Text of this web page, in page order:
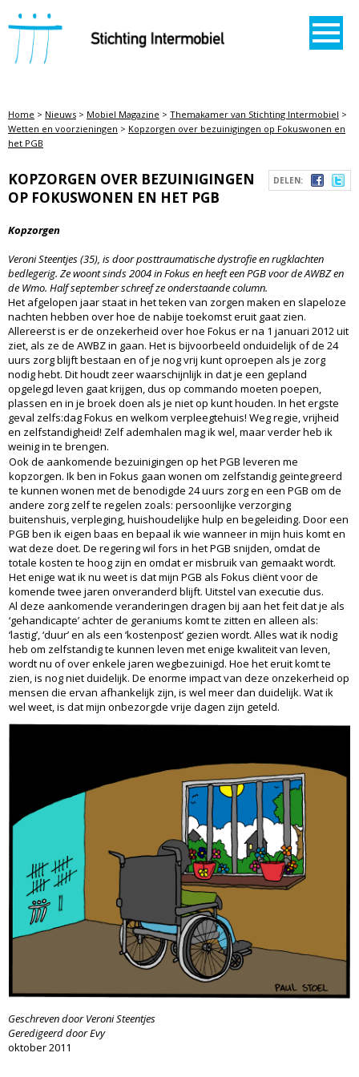
STICHTING INTERMOBIEL
Home > Nieuws > Mobiel Magazine > Themakamer van Stichting Intermobiel >
Wetten en voorzieningen > Kopzorgen over bezuinigingen op Fokuswonen en
het PGB
DELEN:
KOPZORGEN OVER BEZUINIGINGEN
OP FOKUSWONEN EN HET PGB
Kopzorgen
Veroni Steentjes (35), is door posttraumatische dystrofie en rugklachten
bedlegerig. Ze woont sinds 2004 in Fokus en heeft een PGB voor de AWBZ en
de Wmo. Half september schreef ze onderstaande column.
Het afgelopen jaar staat in het teken van zorgen maken en slapeloze
nachten hebben over hoe de nabije toekomst eruit gaat zien.
Allereerst is er de onzekerheid over hoe Fokus er na 1 januari 2012 uit
ziet, als ze de AWBZ in gaan. Het is bijvoorbeeld onduidelijk of de 24
uurs zorg blijft bestaan en of je nog vrij kunt oproepen als je zorg
nodig hebt. Dit houdt zeer waarschijnlijk in dat je een gepland
opgelegd leven gaat krijgen, dus op commando moeten poepen,
plassen en in je broek doen als je niet op kunt houden. In het ergste
geval zelfs:dag Fokus en welkom verpleegtehuis! Weg regie, vrijheid
en zelfstandigheid! Zelf ademhalen mag ik wel, maar verder heb ik
weinig in te brengen.
Ook de aankomende bezuinigingen op het PGB leveren me
kopzorgen. Ik ben in Fokus gaan wonen om zelfstandig geïntegreerd
te kunnen wonen met de benodigde 24 uurs zorg en een PGB om de
andere zorg zelf te regelen zoals: persoonlijke verzorging
buitenshuis, verpleging, huishoudelijke hulp en begeleiding. Door een
PGB ben ik eigen baas en bepaal ik wie wanneer in mijn huis komt en
wat deze doet. De regering wil fors in het PGB snijden, omdat de
totale kosten te hoog zijn en omdat er misbruik van gemaakt wordt.
Het enige wat ik nu weet is dat mijn PGB als Fokus cliënt voor de
komende twee jaren onveranderd blijft. Uitstel van executie dus.
Al deze aankomende veranderingen dragen bij aan het feit dat je als
‘gehandicapte’ achter de geraniums komt te zitten en alleen als:
‘lastig’, ‘duur’ en als een ‘kostenpost’ gezien wordt. Alles wat ik nodig
heb om zelfstandig te kunnen leven met enige kwaliteit van leven,
wordt nu of over enkele jaren wegbezuinigd. Hoe het eruit komt te
zien, is nog niet duidelijk. De enorme impact van deze onzekerheid op
mensen die ervan afhankelijk zijn, is wel meer dan duidelijk. Wat ik
wel weet, is dat mijn onbezorgde vrije dagen zijn geteld.
Geschreven door Veroni Steentjes
Geredigeerd door Evy
oktober 2011